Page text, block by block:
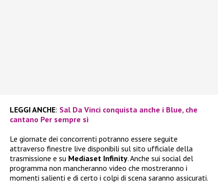
LEGGI ANCHE: Sal Da Vinci conquista anche i Blue, che
cantano Per sempre sì
Le giornate dei concorrenti potranno essere seguite
attraverso finestre live disponibili sul sito ufficiale della
trasmissione e su Mediaset Infinity. Anche sui social del
programma non mancheranno video che mostreranno i
momenti salienti e di certo i colpi di scena saranno assicurati.